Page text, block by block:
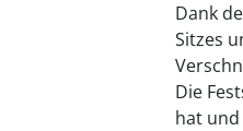
Dank
Sitzes
Die
hat